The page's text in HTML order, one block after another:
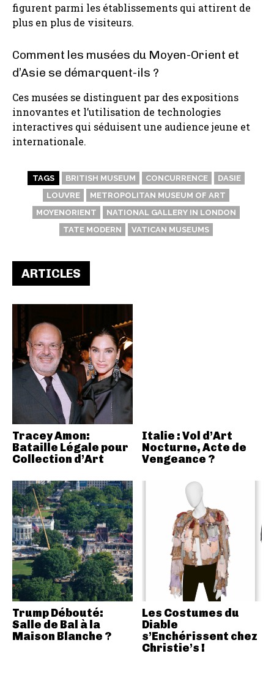
figurent parmi les établissements qui attirent de
plus en plus de visiteurs.
Comment les musées du Moyen-Orient et
d’Asie se démarquent-ils ?
Ces musées se distinguent par des expositions
innovantes et l’utilisation de technologies
interactives qui séduisent une audience jeune et
internationale.
TAGS BRITISH MUSEUM CONCURRENCE
DASIE
LOUVRE
METROPOLITAN MUSEUM OF ART
MOYENORIENT
NATIONAL GALLERY IN LONDON
TATE MODERN
VATICAN MUSEUMS
ARTICLES
Tracey Amon:
Bataille Légale pour
Collection d’Art
Italie : Vol d’Art
Nocturne, Acte de
Vengeance ?
Trump Débouté:
Salle de Bal à la
Maison Blanche ?
Les Costumes du
Diable
s’Enchérissent chez
Christie’s !